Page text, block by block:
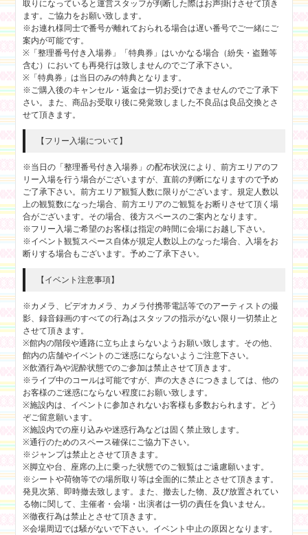
取りになっていると運営スタッフが判断した際はお声掛けさせて頂き
ます。ご協力をお願い致します。
※お連れ様同士で番号が離れておられる場合は遅い番号でご一緒にご
案内が可能です。
※「整理番号付き入場券」「特典券」はいかなる場合（紛失・盗難等
含む）においても再発行は致しませんのでご了承下さい。
※「特典券」は当日のみの特典となります。
※ご購入後のキャンセル・返金は一切お受けできませんのでご了承下
さい。また、商品お受取り後に発覚致しました不良品は良品交換とさ
せて頂きます。
【フリー入場について】
※当日の「整理番号付き入場券」の配布状況により、前方エリアのフ
リー入場を行う場合がございますが、直前の判断になりますので予め
ご了承下さい。前方エリア観覧人数に限りがございます。規定人数以
上の観覧数になった場合、前方エリアのご観覧をお断りさせて頂く場
合がございます。その場合、後方スペースのご案内となります。
※フリー入場ご希望のお客様は指定の時間に会場にお越し下さい。
※イベント観覧スペース自体が規定人数以上のなった場合、入場をお
断りする場合もございます。予めご了承下さい。
【イベント注意事項】
※カメラ、ビデオカメラ、カメラ付携帯電話等でのアーティストの撮
影、録音録画のすべての行為はスタッフの指示がない限り一切禁止と
させて頂きます。
※館内の階段や通路に立ち止まらないようお願い致します。その他、
館内の店舗やイベントのご迷惑にならないようご注意下さい。
※飲酒行為や泥酔状態でのご参加は禁止させて頂きます。
※ライブ中のコールは可能ですが、声の大きさにつきましては、他の
お客様のご迷惑にならない程度にお願い致します。
※施設内は、イベントに参加されないお客様も多数おられます。どう
ぞご留意願います。
※施設内での座り込みや迷惑行為などは固く禁止致します。
※通行のためのスペース確保にご協力下さい。
※ジャンプは禁止とさせて頂きます。
※脚立や台、座席の上に乗った状態でのご観覧はご遠慮願います。
※シートや荷物等での場所取り等は全面的に禁止とさせて頂きます。
発見次第、即時撤去致します。また、撤去した物、及び放置されてい
る物に関して、主催者・会場・出演者は一切の責任を負いません。
※徹夜行為は禁止とさせて頂きます。
※会場周辺では騒がないで下さい。イベント中止の原因となります。